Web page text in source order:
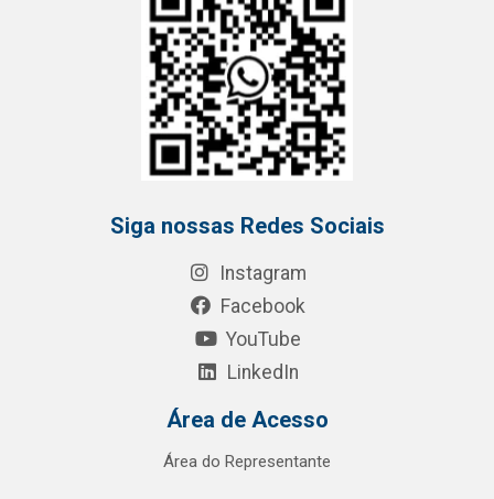
Siga nossas Redes Sociais
Instagram
Facebook
YouTube
LinkedIn
Área de Acesso
Área do Representante